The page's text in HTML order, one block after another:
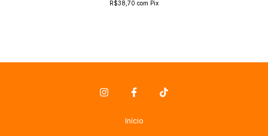
R$38,70 com Pix
Início